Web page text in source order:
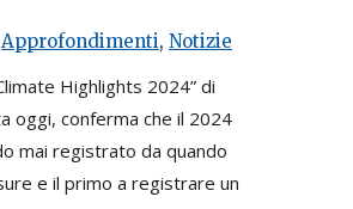
Approfondimenti, Notizie
Highlights 2024” di
oggi, conferma che il 2024
mai registrato da quando
e il primo a registrare un